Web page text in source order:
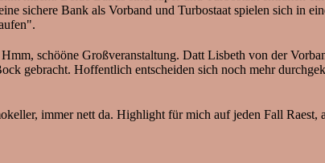
sichere Bank als Vorband und Turbostaat spielen sich in
schööne Großveranstaltung. Datt Lisbeth von der
gebracht. Hoffentlich entscheiden sich noch mehr
immer nett da. Highlight für mich auf jeden Fall Raest,